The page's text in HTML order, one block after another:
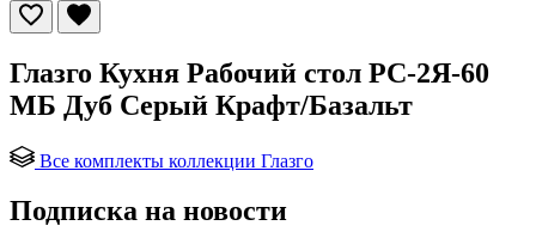
Глазго Кухня Рабочий стол РС-2Я-60
МБ Дуб Серый Крафт/Базальт
Все комплекты коллекции Глазго
Подписка на новости